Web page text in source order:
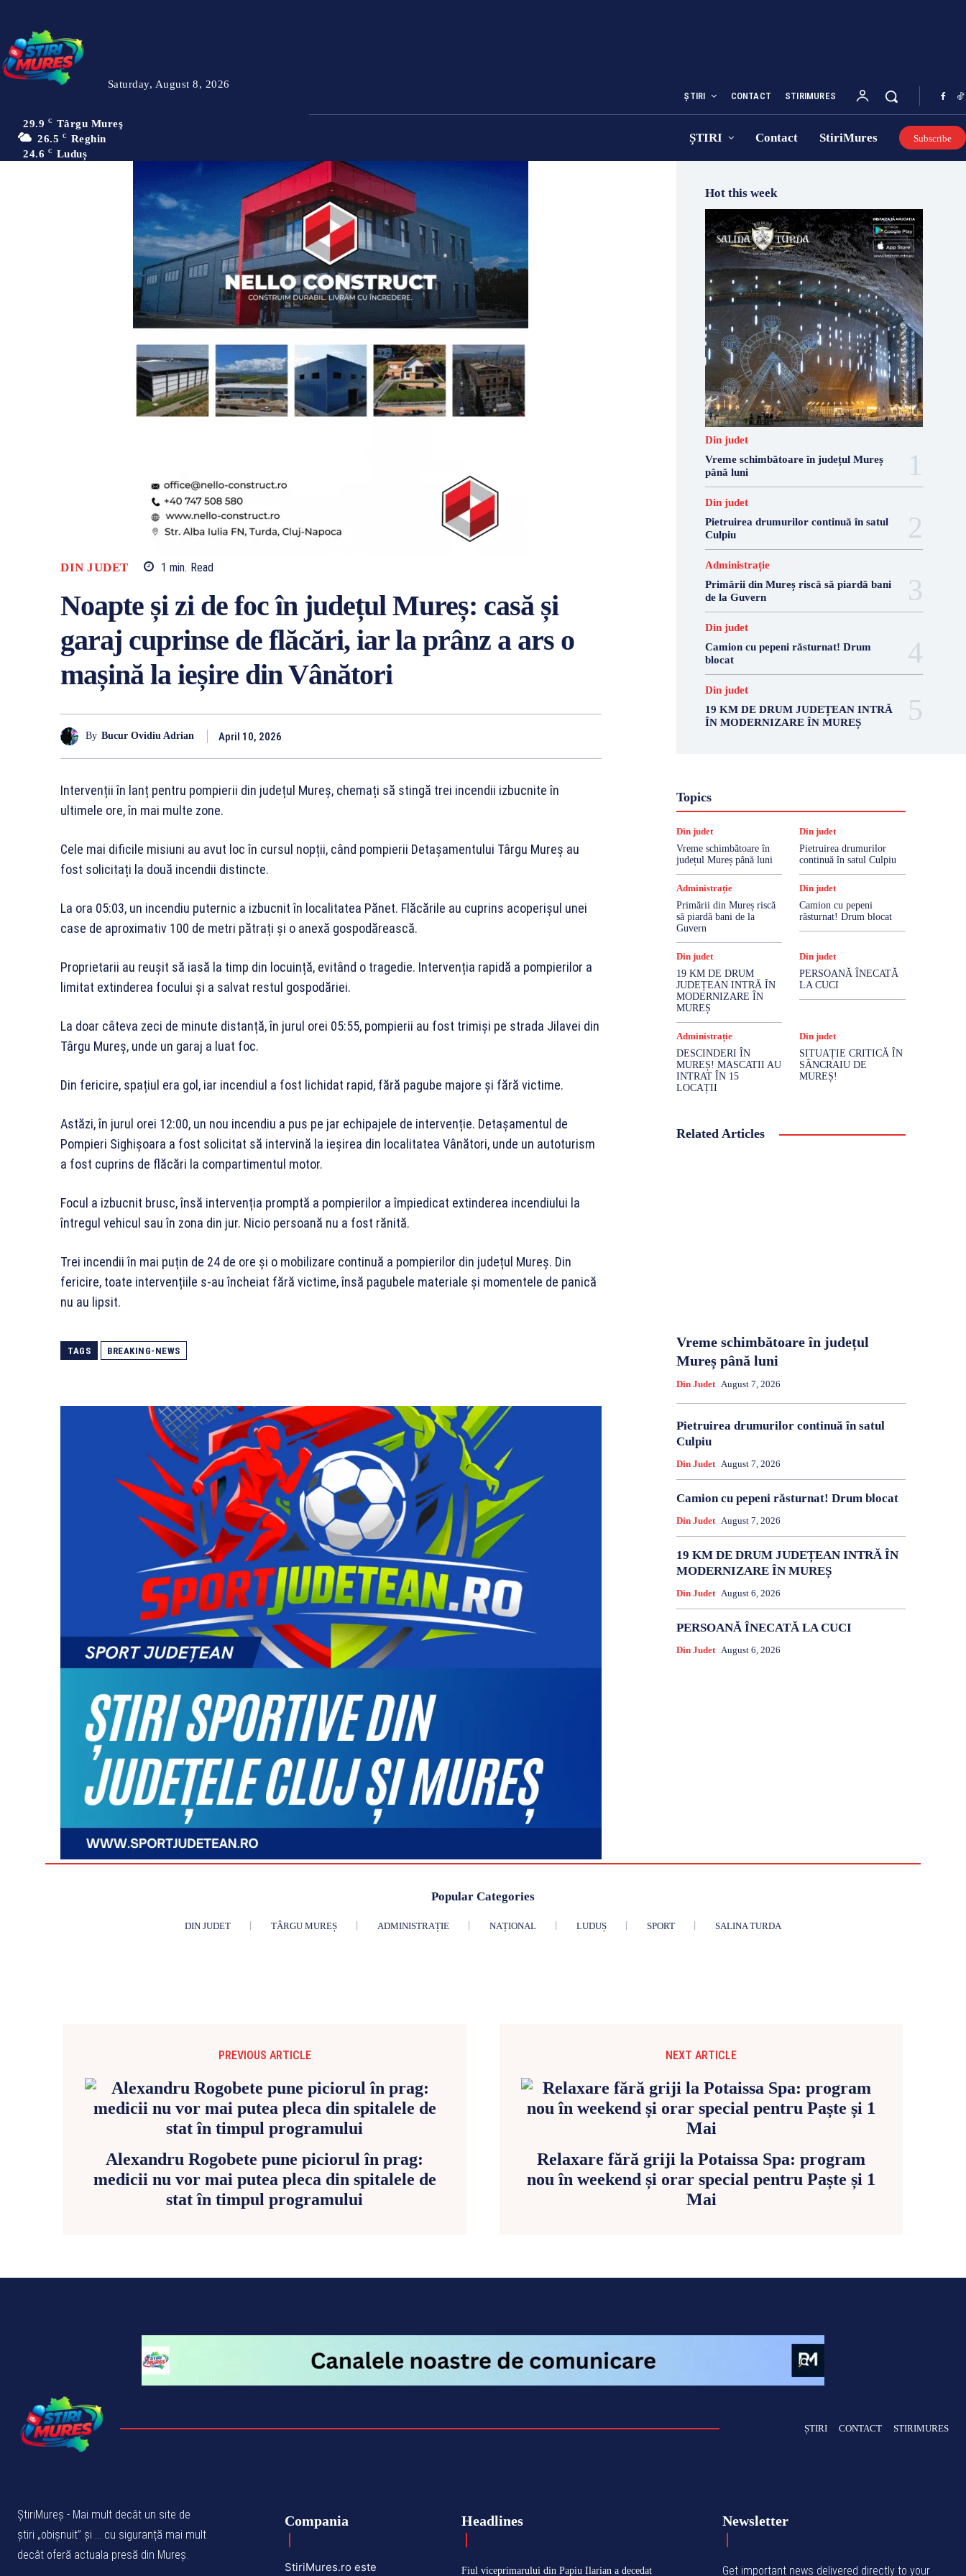
Saturday, August 8, 2026
29.9 C
Târgu Mureş
26.5
C
Reghin
24.6
C Luduș
ȘTIRI CONTACT STIRIMURES
ȘTIRI Contact StiriMures Subscribe
DIN JUDET 1 min. Read
Noapte și zi de foc în județul Mureș: casă și
garaj cuprinse de flăcări, iar la prânz a ars o
mașină la ieșire din Vânători
By Bucur Ovidiu Adrian April 10, 2026
Intervenții în lanț pentru pompierii din județul Mureș, chemați să stingă trei incendii izbucnite în
ultimele ore, în mai multe zone.
Cele mai dificile misiuni au avut loc în cursul nopții, când pompierii Detașamentului Târgu Mureș au
fost solicitați la două incendii distincte.
La ora 05:03, un incendiu puternic a izbucnit în localitatea Pănet. Flăcările au cuprins acoperișul unei
case de aproximativ 100 de metri pătrați și o anexă gospodărească.
Proprietarii au reușit să iasă la timp din locuință, evitând o tragedie. Intervenția rapidă a pompierilor a
limitat extinderea focului și a salvat restul gospodăriei.
La doar câteva zeci de minute distanță, în jurul orei 05:55, pompierii au fost trimiși pe strada Jilavei din
Târgu Mureș, unde un garaj a luat foc.
Din fericire, spațiul era gol, iar incendiul a fost lichidat rapid, fără pagube majore și fără victime.
Astăzi, în jurul orei 12:00, un nou incendiu a pus pe jar echipajele de intervenție. Detașamentul de
Pompieri Sighișoara a fost solicitat să intervină la ieșirea din localitatea Vânători, unde un autoturism
a fost cuprins de flăcări la compartimentul motor.
Focul a izbucnit brusc, însă intervenția promptă a pompierilor a împiedicat extinderea incendiului la
întregul vehicul sau în zona din jur. Nicio persoană nu a fost rănită.
Trei incendii în mai puțin de 24 de ore și o mobilizare continuă a pompierilor din județul Mureș. Din
fericire, toate intervențiile s-au încheiat fără victime, însă pagubele materiale și momentele de panică
nu au lipsit.
TAGS BREAKING-NEWS
Hot this week
Din judet
Vreme schimbătoare în județul Mureș
până luni
Din judet
Pietruirea drumurilor continuă în satul
Culpiu
Administrație
Primării din Mureș riscă să piardă bani
de la Guvern
Din judet
Camion cu pepeni răsturnat! Drum
blocat
Din judet
19 KM DE DRUM JUDEȚEAN INTRĂ
ÎN MODERNIZARE ÎN MUREȘ
Topics
Din judet
Vreme schimbătoare în
județul Mureș până luni
Din judet
Pietruirea drumurilor
continuă în satul Culpiu
Administrație
Primării din Mureș riscă
să piardă bani de la
Guvern
Din judet
Camion cu pepeni
răsturnat! Drum blocat
Din judet
19 KM DE DRUM
JUDEȚEAN INTRĂ ÎN
MODERNIZARE ÎN
MUREȘ
Din judet
PERSOANĂ ÎNECATĂ
LA CUCI
Administrație
DESCINDERI ÎN
MUREȘ! MASCATII AU
INTRAT ÎN 15
LOCAȚII
Din judet
SITUAȚIE CRITICĂ ÎN
SÂNCRAIU DE
MUREȘ!
Related Articles
Vreme schimbătoare în județul
Mureș până luni
Din Judet August 7, 2026
Pietruirea drumurilor continuă în satul
Culpiu
Din Judet August 7, 2026
Camion cu pepeni răsturnat! Drum blocat
Din Judet August 7, 2026
19 KM DE DRUM JUDEȚEAN INTRĂ ÎN
MODERNIZARE ÎN MUREȘ
Din Judet August 6, 2026
PERSOANĂ ÎNECATĂ LA CUCI
Din Judet August 6, 2026
Popular Categories
DIN JUDET TÂRGU MUREȘ ADMINISTRAȚIE NAȚIONAL LUDUȘ SPORT SALINA TURDA
PREVIOUS ARTICLE
Alexandru Rogobete pune piciorul în prag:
medicii nu vor mai putea pleca din spitalele de
stat în timpul programului
NEXT ARTICLE
Relaxare fără griji la Potaissa Spa: program
nou în weekend și orar special pentru Paște și 1
Mai
ȘTIRI CONTACT STIRIMURES
ȘtiriMureș - Mai mult decât un site de
știri „obișnuit” și ... cu siguranță mai mult
decât oferă actuala presă din Mureș.
Compania
StiriMures.ro este
Headlines
Fiul viceprimarului din Papiu Ilarian a decedat
Newsletter
Get important news delivered directly to your